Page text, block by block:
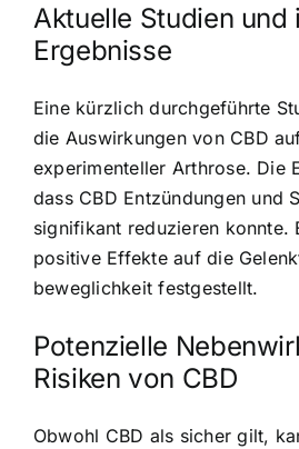
Aktuelle Studien und
Ergebnisse
Eine kürzlich durchgeführte
die Auswirkungen von CBD
experimenteller Arthrose. Die
dass CBD Entzündungen und
signifikant reduzieren konnte.
positive Effekte auf die
beweglichkeit festgestellt.
Potenzielle
Risiken von CBD
Obwohl CBD als sicher gilt,